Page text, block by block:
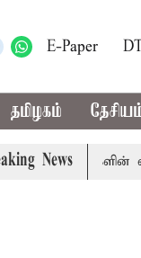
E-Paper
தமிழகம்
News
மக்களின்